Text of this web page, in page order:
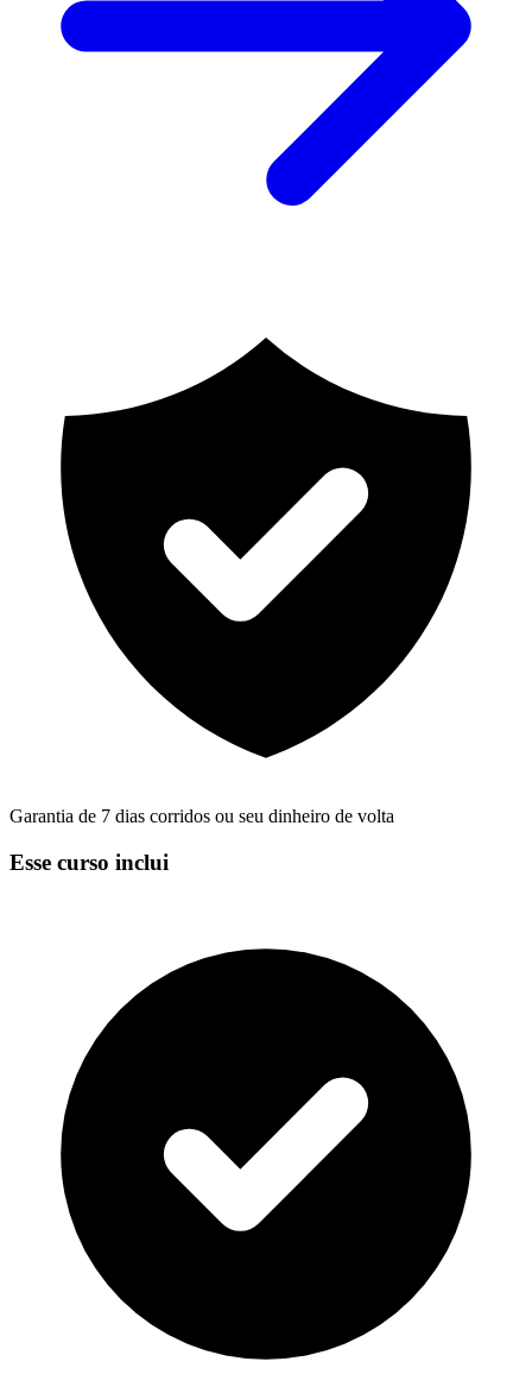
Garantia de 7 dias corridos ou seu dinheiro de volta
Esse curso inclui